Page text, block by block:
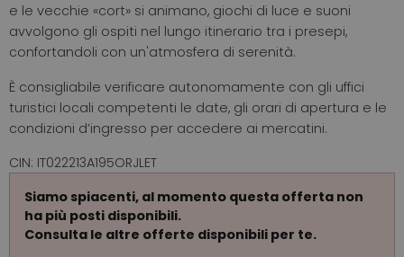
e le vecchie «cort» si animano, giochi di luce e suoni
avvolgono gli ospiti nel lungo itinerario tra i presepi,
confortandoli con un'atmosfera di serenità.
È consigliabile verificare autonomamente con gli uffici
turistici locali competenti le date, gli orari di apertura e le
condizioni d’ingresso per accedere ai mercatini.
CIN: IT022213A195ORJLET
Siamo spiacenti, al momento questa offerta non
ha più posti disponibili.
Consulta le altre offerte disponibili per te.